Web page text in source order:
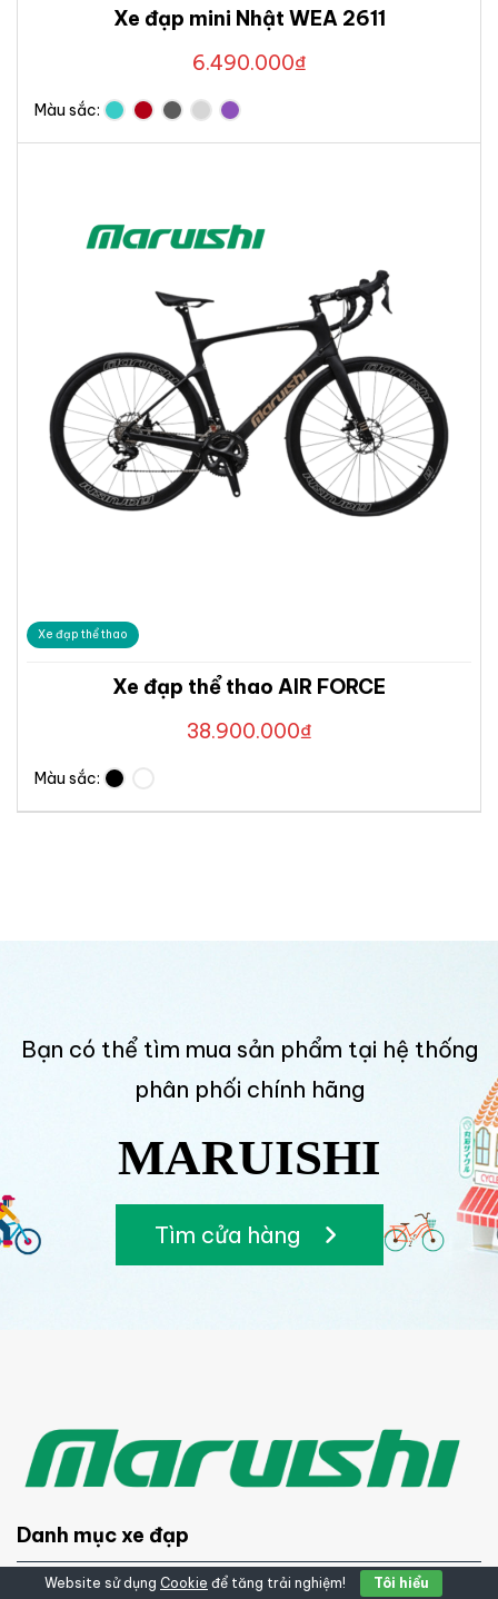
Xe đạp mini Nhật WEA 2611
6.490.000₫
Màu sắc:
Xe đạp thể thao
Xe đạp thể thao AIR FORCE
38.900.000₫
Màu sắc:
Bạn có thể tìm mua sản phẩm tại hệ thống
phân phối chính hãng
MARUISHI
Tìm cửa hàng
Danh mục xe đạp
Website sử dụng Cookie để tăng trải nghiệm! Tôi hiểu